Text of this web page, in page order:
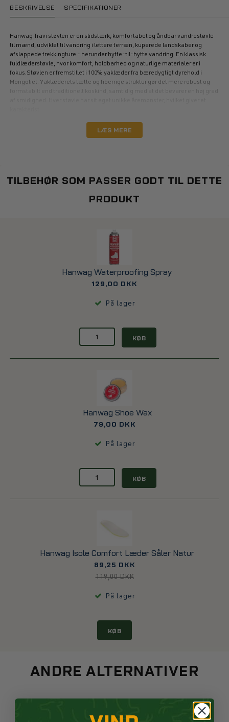
BESKRIVELSE SPECIFIKATIONER
Hanwag Travi støvlen er en slidstærk, komfortabel og åndbar vandrestøvle
til mænd, udviklet til vandring i lettere terræn, kuperede landskaber og
afslappede trekkingture - herunder hytte-til-hytte vandring. En klassisk
fuldlæderstøvle, hvor komfort, holdbarhed og naturlige materialer er i
fokus.Støvlen er fremstillet i 100% yaklæder fra bæredygtigt dyrehold i
Mongoliet. Yaklæderets tætte og fiberrige struktur gør det mere robust og
LÆS MERE
TILBEHØR SOM PASSER GODT TIL DETTE
PRODUKT
Hanwag Waterproofing Spray
129,00 DKK
På lager
KØB
Hanwag Shoe Wax
79,00 DKK
På lager
KØB
Hanwag Isole Comfort Læder Såler Natur
89,25 DKK
119,00 DKK
På lager
KØB
ANDRE ALTERNATIVER